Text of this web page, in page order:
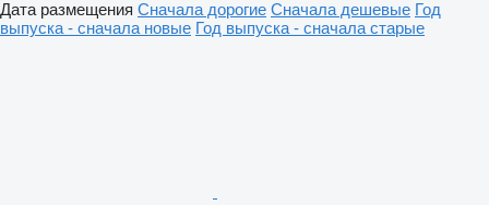
Дата размещения Сначала дорогие Сначала дешевые Год
выпуска - сначала новые Год выпуска - сначала старые